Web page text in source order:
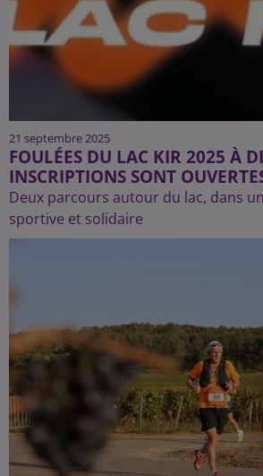
21 septembre 2025
FOULÉES DU LAC KIR 2025 À
INSCRIPTIONS SONT
Deux parcours autour du lac, dans
sportive et solidaire